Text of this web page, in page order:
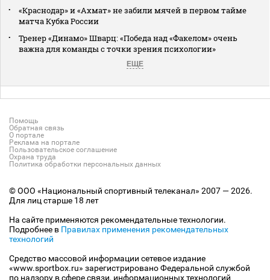
«Краснодар» и «Ахмат» не забили мячей в первом тайме
матча Кубка России
Тренер «Динамо» Шварц: «Победа над «Факелом» очень
важна для команды с точки зрения психологии»
ЕЩЕ
Помощь
Обратная связь
О портале
Реклама на портале
Пользовательское соглашение
Охрана труда
Политика обработки персональных данных
© ООО «Национальный спортивный телеканал» 2007 — 2026.
Для лиц старше 18 лет
На сайте применяются рекомендательные технологии.
Подробнее в Правилах применения рекомендательных
технологий
Средство массовой информации сетевое издание
«www.sportbox.ru» зарегистрировано Федеральной службой
по надзору в сфере связи, информационных технологий